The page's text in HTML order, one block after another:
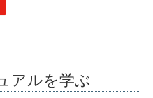
アルを学ぶ